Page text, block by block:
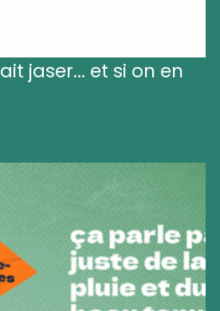
jaser... et si on en